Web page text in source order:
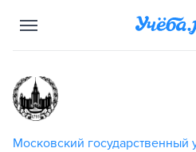
Московский